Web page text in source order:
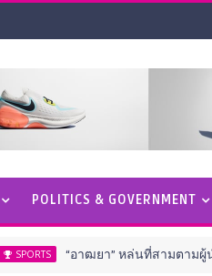
POLITICS & GOVERNMENT
“อาฒยา” หล่นที่สามตามผู้นำสองสโตรค